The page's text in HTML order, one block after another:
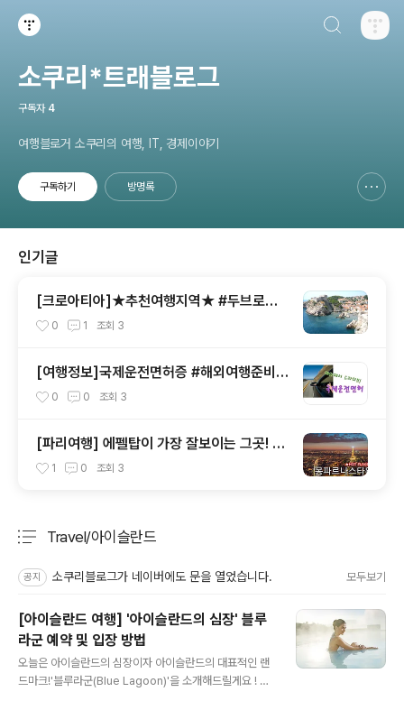
소쿠리*트래블로그
구독자 4
여행블로거 소쿠리의 여행, IT, 경제이야기
구독하기 방명록
인기글
[크로아티아]★추천여행지역★ #두브로브
니크 #Dubrovnik #크로아티아 #아드리아
0 1 조회 3
[여행정보]국제운전면허증 #해외여행준비물
#국제운전면허발급 #국제운전면허준비
0 0 조회 3
[파리여행] 에펠탑이 가장 잘보이는 그곳! 몽
파르나스 타워 #파리여행 #파리전망대 #몽
1 0 조회 3
Travel/아이슬란드
공지 소쿠리블로그가 네이버에도 문을 열었습니다. 모두보기
[아이슬란드 여행] '아이슬란드의 심장' 블루
라군 예약 및 입장 방법
오늘은 아이슬란드의 심장이자 아이슬란드의 대표적인 랜
드마크!'블루라군(Blue Lagoon)'을 소개해드릴게요 ! 국